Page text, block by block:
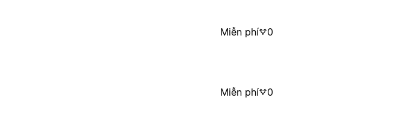
Miễn phí 0
Miễn phí 0